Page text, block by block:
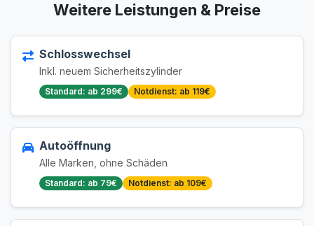
Weitere Leistungen & Preise
Schlosswechsel
Inkl. neuem Sicherheitszylinder
Standard: ab 299€ Notdienst: ab 119€
Autoöffnung
Alle Marken, ohne Schäden
Standard: ab 79€ Notdienst: ab 109€